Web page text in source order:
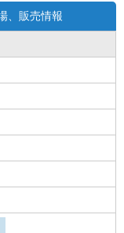
、販売情報